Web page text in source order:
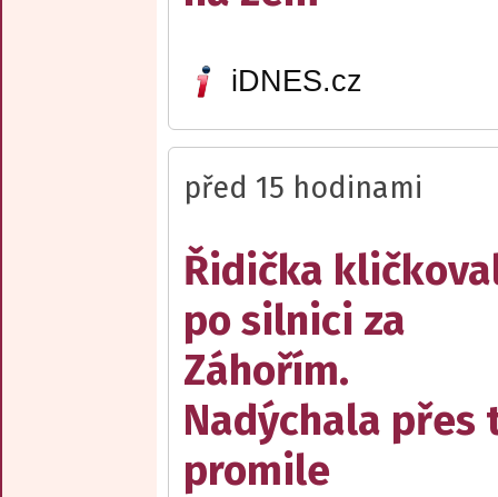
iDNES.cz
před 15 hodinami
Řidička
po silnici za
Záhořím.
Nadýchala přes
promile